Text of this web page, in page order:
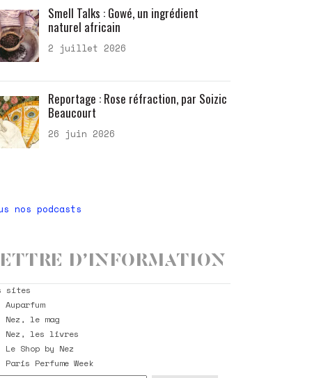
Smell Talks : Gowé, un ingrédient
naturel africain
2 juillet 2026
Reportage : Rose réfraction, par Soizic
Beaucourt
26 juin 2026
nos podcasts
d’information
sites
Auparfum
Nez, le mag
Nez, les livres
Le Shop by Nez
Paris Perfume Week